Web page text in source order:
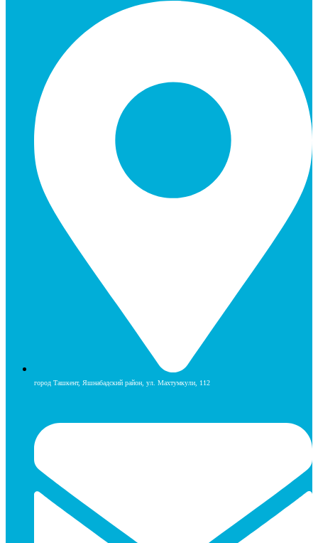
город Ташкент, Яшнабадский район, ул. Махтумкули, 112